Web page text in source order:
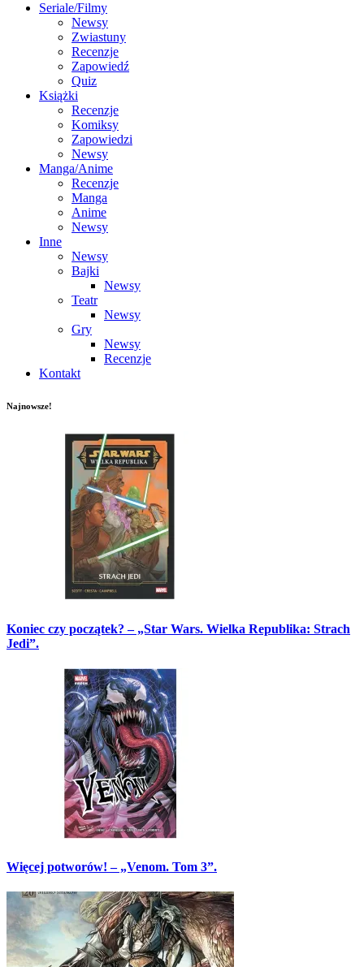
Seriale/Filmy
Newsy
Zwiastuny
Recenzje
Zapowiedź
Quiz
Książki
Recenzje
Komiksy
Zapowiedzi
Newsy
Manga/Anime
Recenzje
Manga
Anime
Newsy
Inne
Newsy
Bajki
Newsy
Teatr
Newsy
Gry
Newsy
Recenzje
Kontakt
Najnowsze!
Koniec czy początek? – „Star Wars. Wielka Republika: Strach
Jedi”.
Więcej potworów! – „Venom. Tom 3”.